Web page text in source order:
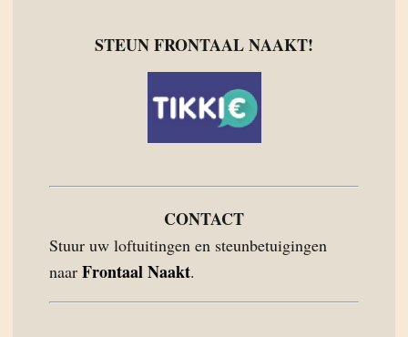
STEUN FRONTAAL NAAKT!
CONTACT
Stuur uw loftuitingen en steunbetuigingen
naar Frontaal Naakt.